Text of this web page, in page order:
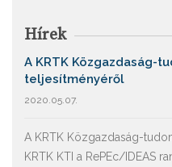
Hírek
A KRTK Közgazdaság-
teljesítményéről
2020.05.07.
A KRTK Közgazdaság-
KRTK KTI a RePEc/IDEAS